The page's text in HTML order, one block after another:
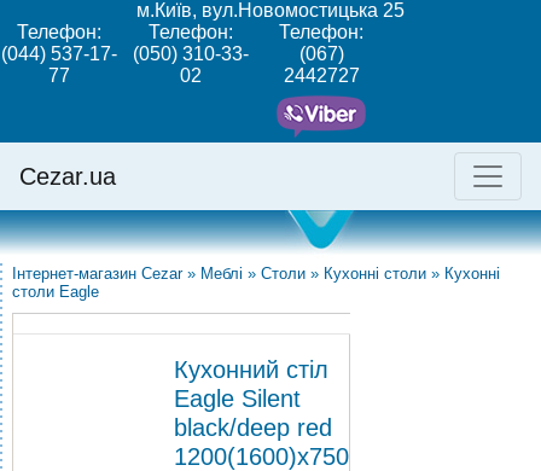
м.Київ, вул.Новомостицька 25
Телефон:
(044) 537-17-
77
Телефон:
(050) 310-33-
02
Телефон:
(067)
2442727
Cezar.ua
Інтернет-магазин Cezar » Меблі » Столи » Кухонні столи » Кухонні
столи Eagle
Кухонний стіл
Eagle Silent
black/deep red
1200(1600)х750